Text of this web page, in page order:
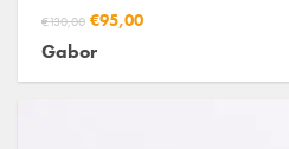
€130,00 €95,00
Gabor